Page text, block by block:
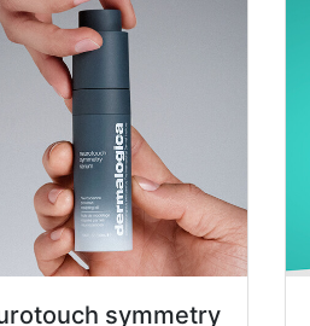
symmetry